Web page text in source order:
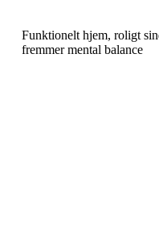
Funktionelt hjem, roligt
fremmer mental balance